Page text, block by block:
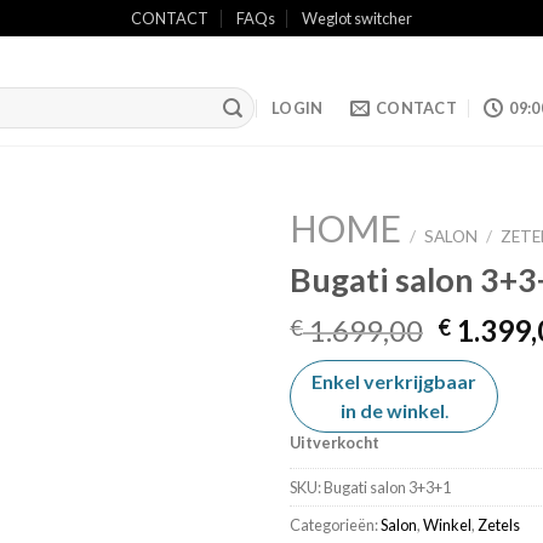
CONTACT FAQs Weglot switcher
LOGIN CONTACT
HOME / SALON /
Bugati salon
€1.699,00
prijs
was:
€
€
Enkel verkrijgbaar
in de winkel.
Uitverkocht
SKU:Bugati salon 3+3+1
Categorieën:Salon,Winkel, Zetels